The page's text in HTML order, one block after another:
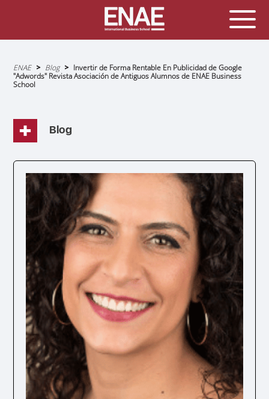
Sobrescribir
enlaces
de
ayuda
ENAE Blog
Invertir de Forma Rentable En Publicidad de Google
"Adwords" Revista Asociación de Antiguos Alumnos de ENAE Business
School
Blog